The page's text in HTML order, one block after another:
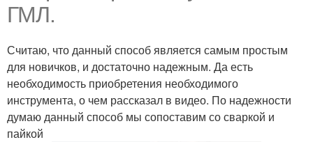
ГМЛ.
Считаю, что данный способ является самым простым
для новичков, и достаточно надежным. Да есть
необходимость приобретения необходимого
инструмента, о чем рассказал в видео. По надежности
думаю данный способ мы сопоставим со сваркой и
пайкой